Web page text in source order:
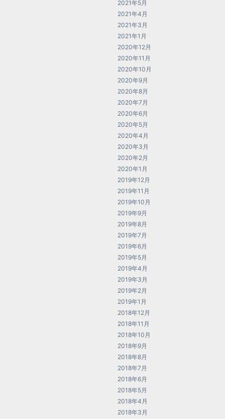
2021年5月
2021年4月
2021年3月
2021年1月
2020年12月
2020年11月
2020年10月
2020年9月
2020年8月
2020年7月
2020年6月
2020年5月
2020年4月
2020年3月
2020年2月
2020年1月
2019年12月
2019年11月
2019年10月
2019年9月
2019年8月
2019年7月
2019年6月
2019年5月
2019年4月
2019年3月
2019年2月
2019年1月
2018年12月
2018年11月
2018年10月
2018年9月
2018年8月
2018年7月
2018年6月
2018年5月
2018年4月
2018年3月